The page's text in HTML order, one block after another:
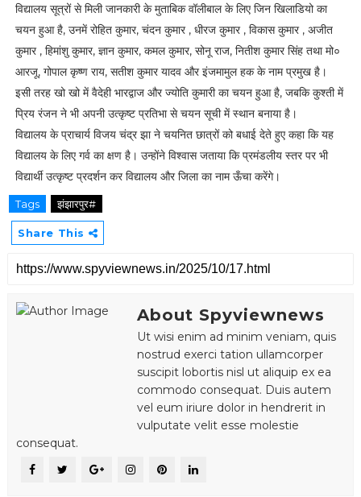
विद्यालय सूत्रों से मिली जानकारी के मुताबिक वॉलीबाल के लिए जिन खिलाडियो का
चयन हुआ है, उनमें रोहित कुमार, चंदन कुमार , धीरज कुमार , विकास कुमार , अजीत
कुमार , हिमांशु कुमार, ज्ञान कुमार, कमल कुमार, सोनू राज, नितीश कुमार सिंह तथा मो०
आरजू, गोपाल कृष्ण राय, सतीश कुमार यादव और इंजमामुल हक के नाम प्रमुख है।
इसी तरह खो खो में वैदेही भारद्वाज और ज्योति कुमारी का चयन हुआ है, जबकि कुश्ती में
प्रिय रंजन ने भी अपनी उत्कृष्ट प्रतिभा से चयन सूची में स्थान बनाया है।
विद्यालय के प्राचार्य विजय चंद्र झा ने चयनित छात्रों को बधाई देते हुए कहा कि यह
विद्यालय के लिए गर्व का क्षण है। उन्होंने विश्वास जताया कि प्रमंडलीय स्तर पर भी
विद्यार्थी उत्कृष्ट प्रदर्शन कर विद्यालय और जिला का नाम ऊँचा करेंगे।
Tags झंझारपुर#
Share This
About Spyviewnews
Ut wisi enim ad minim veniam, quis
nostrud exerci tation ullamcorper
suscipit lobortis nisl ut aliquip ex ea
commodo consequat. Duis autem
vel eum iriure dolor in hendrerit in
vulputate velit esse molestie
consequat.